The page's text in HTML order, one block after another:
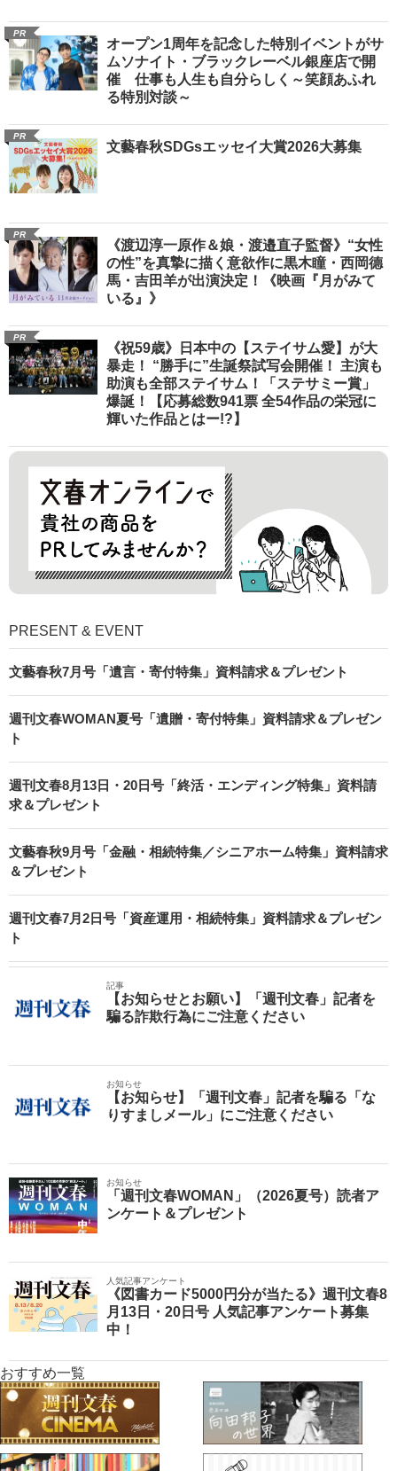
PR
オープン1周年を記念した特別イベントがサ
ムソナイト・ブラックレーベル銀座店で開
催 仕事も人生も自分らしく～笑顔あふれ
る特別対談～
PR
文藝春秋SDGsエッセイ大賞2026大募集
PR
《渡辺淳一原作＆娘・渡邉直子監督》“女性
の性”を真摯に描く意欲作に黒木瞳・西岡德
馬・吉田羊が出演決定！《映画『月がみて
いる』》
PR
《祝59歳》日本中の【ステイサム愛】が大
暴走！ “勝手に”生誕祭試写会開催！ 主演も
助演も全部ステイサム！「ステサミー賞」
爆誕！【応募総数941票 全54作品の栄冠に
輝いた作品とはー!?】
PRESENT & EVENT
文藝春秋7月号「遺言・寄付特集」資料請求＆プレゼント
週刊文春WOMAN夏号「遺贈・寄付特集」資料請求＆プレゼン
ト
週刊文春8月13日・20日号「終活・エンディング特集」資料請
求＆プレゼント
文藝春秋9月号「金融・相続特集／シニアホーム特集」資料請求
＆プレゼント
週刊文春7月2日号「資産運用・相続特集」資料請求＆プレゼン
ト
記事
【お知らせとお願い】「週刊文春」記者を
騙る詐欺行為にご注意ください
お知らせ
【お知らせ】「週刊文春」記者を騙る「な
りすましメール」にご注意ください
お知らせ
「週刊文春WOMAN」（2026夏号）読者ア
ンケート＆プレゼント
人気記事アンケート
《図書カード5000円分が当たる》週刊文春8
月13日・20日号 人気記事アンケート募集
中！
おすすめ一覧